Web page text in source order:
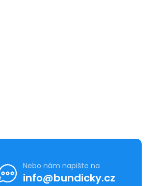
Nebo nám napište na
info@bundicky.cz